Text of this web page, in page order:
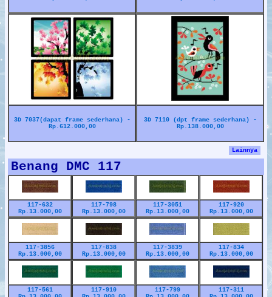
3D 7037(dapat frame sederhana) -
Rp.612.000,00
3D 7110 (dpt frame sederhana) -
Rp.138.000,00
Lainnya
Benang DMC 117
117-632
Rp.13.000,00
117-798
Rp.13.000,00
117-3051
Rp.13.000,00
117-920
Rp.13.000,00
117-3856
Rp.13.000,00
117-838
Rp.13.000,00
117-3839
Rp.13.000,00
117-834
Rp.13.000,00
117-561
117-910
117-799
117-311